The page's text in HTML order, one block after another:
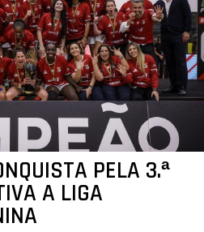
PELA 3.ª
A LIGA